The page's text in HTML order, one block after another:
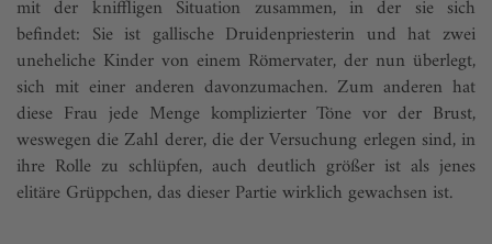
mit der kniffligen Situation zusammen, in der sie sich
befindet: Sie ist gallische Druidenpriesterin und hat zwei
uneheliche Kinder von einem Römervater, der nun überlegt,
sich mit einer anderen davonzumachen. Zum anderen hat
diese Frau jede Menge komplizierter Töne vor der Brust,
weswegen die Zahl derer, die der Versuchung erlegen sind, in
ihre Rolle zu schlüpfen, auch deutlich größer ist als jenes
elitäre Grüppchen, das dieser Partie wirklich gewachsen ist.